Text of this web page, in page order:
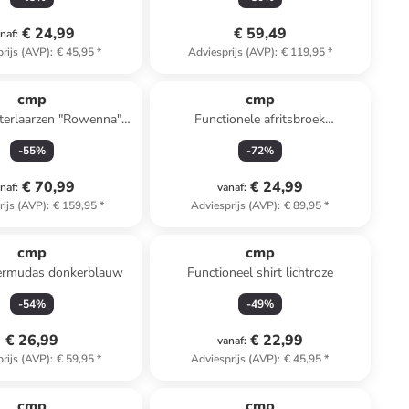
: € 24,99
(AVP): € 45,95*
€ 59,49
Adviesprijs (AVP): € 119,95*
cmp
"Rowenna"
zwart
-55%
: € 70,99
(AVP): € 159,95*
cmp
Functionele afritsbroek
donkerblauw
-72%
vanaf: € 24,99
Adviesprijs (AVP): € 89,95*
cmp
donkerblauw
-54%
€ 26,99
(AVP): € 59,95*
cmp
Functioneel shirt lichtroze
-49%
vanaf: € 22,99
Adviesprijs (AVP): € 45,95*